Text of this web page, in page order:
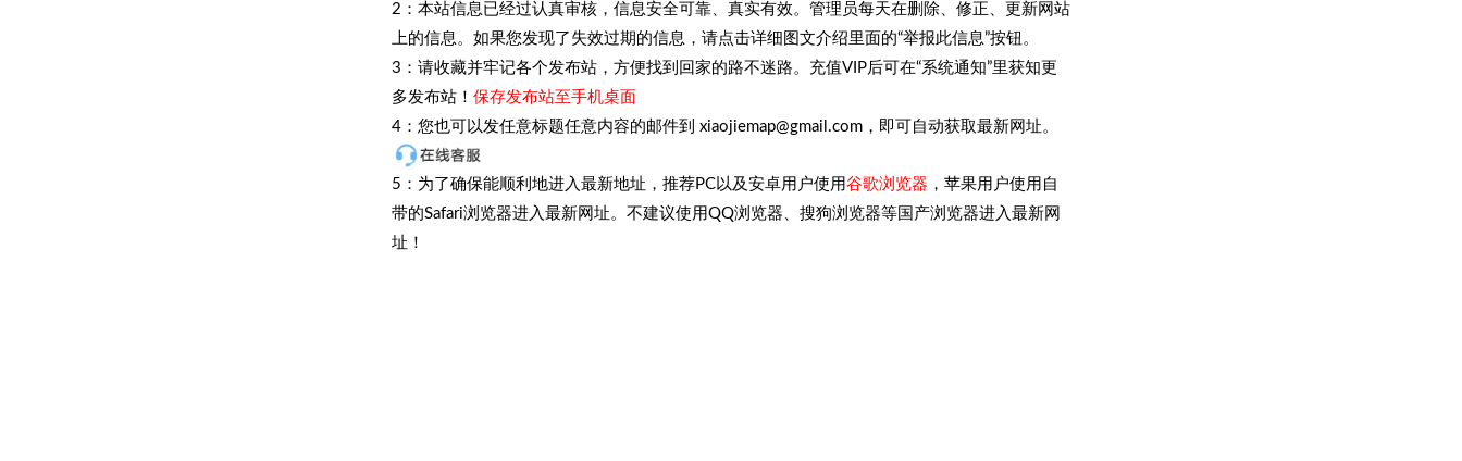
2：本站信息已经过认真审核，信息安全可靠、真实有效。管理员每天在删除、修正、更新网站
上的信息。如果您发现了失效过期的信息，请点击详细图文介绍里面的“举报此信息”按钮。
3：请收藏并牢记各个发布站，方便找到回家的路不迷路。充值VIP后可在“系统通知”里获知更
多发布站！ 保存发布站至手机桌面
4：您也可以发任意标题任意内容的邮件到 xiaojiemap@gmail.com，即可自动获取最新网址。
5：为了确保能顺利地进入最新地址，推荐PC以及安卓用户使用谷歌浏览器 ，苹果用户使用自
带的Safari浏览器进入最新网址。不建议使用QQ浏览器、搜狗浏览器等国产浏览器进入最新网
址！